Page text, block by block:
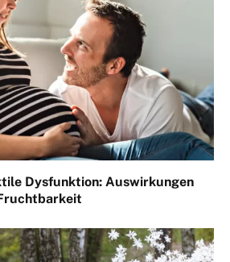
Dysfunktion: Auswirkungen